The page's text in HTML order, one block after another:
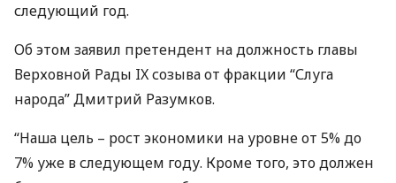
следующий год.
Об этом заявил претендент на должность главы
Верховной Рады IX созыва от фракции “Слуга
народа” Дмитрий Разумков.
“Наша цель – рост экономики на уровне от 5% до
7% уже в следующем году. Кроме того, это должен